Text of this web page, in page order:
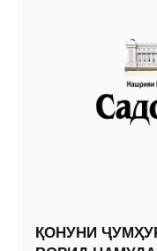
ҚОНУНИ